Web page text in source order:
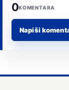
0KOMENTARA
Napiši